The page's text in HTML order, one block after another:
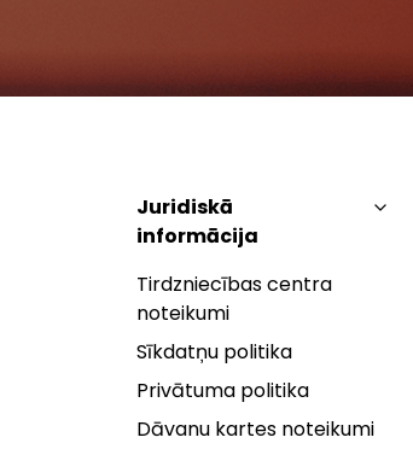
Juridiskā
informācija
Tirdzniecības centra
noteikumi
Sīkdatņu politika
Privātuma politika
Dāvanu kartes noteikumi